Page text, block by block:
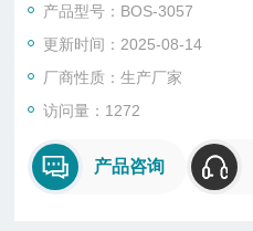
产品型号：BOS-3057
更新时间：2025-08-14
厂商性质：生产厂家
访问量：1272
产品咨询